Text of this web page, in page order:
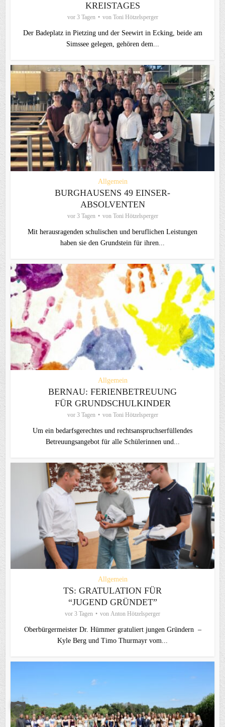
KREISTAGES
vor 3 Tagen von Toni Hötzelsperger
Der Badeplatz in Pietzing und der Seewirt in Ecking, beide am
Simssee gelegen, gehören dem...
Allgemein
BURGHAUSENS 49 EINSER-
ABSOLVENTEN
vor 3 Tagen von Toni Hötzelsperger
Mit herausragenden schulischen und beruflichen Leistungen
haben sie den Grundstein für ihren...
Allgemein
BERNAU: FERIENBETREUUNG
FÜR GRUNDSCHULKINDER
vor 3 Tagen von Toni Hötzelsperger
Um ein bedarfsgerechtes und rechtsanspruchserfüllendes
Betreuungsangebot für alle Schülerinnen und...
Allgemein
TS: GRATULATION FÜR
“JUGEND GRÜNDET”
vor 3 Tagen von Anton Hötzelsperger
Oberbürgermeister Dr. Hümmer gratuliert jungen Gründern –
Kyle Berg und Timo Thurmayr vom...